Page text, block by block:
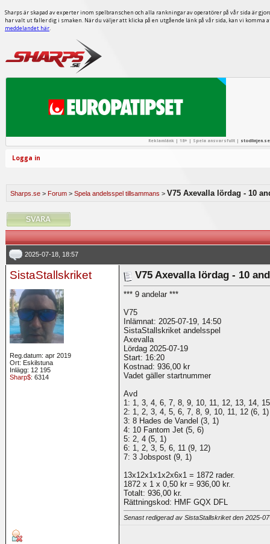
Sharps är skapad av experter inom spelbranschen och alla rankningar av operatörer på vår sida är
har valt ut faller dig i smaken. När du väljer att klicka på en utgående länk på vår sida, kan vi
meddelandet här.
Reklamlänk | 18+ | Spela ansvarsfullt | stodlinjen.se
Logga in
Sharps.se > Forum > Spela andelsspel tillsammans > V75 Axevalla lördag - 10
2025-07-18, 18:57
SistaStallskriket
Reg.datum: apr 2019
Ort: Eskilstuna
Inlägg: 12 195
Sharp$: 6314
V75 Axevalla lördag - 10
*** 9 andelar ***
V75
Inlämnat: 2025-07-19, 14:50
SistaStallskriket andelsspel
Axevalla
Lördag 2025-07-19
Start: 16:20
Kostnad: 936,00 kr
Vadet gäller startnummer
Avd
1: 1, 3, 4, 6, 7, 8, 9, 10, 11, 12, 13, 14,
2: 1, 2, 3, 4, 5, 6, 7, 8, 9, 10, 11, 12 (6, 1)
3: 8 Hades de Vandel (3, 1)
4: 10 Fantom Jet (5, 6)
5: 2, 4 (5, 1)
6: 1, 2, 3, 5, 6, 11 (9, 12)
7: 3 Jobspost (9, 1)
13x12x1x1x2x6x1 = 1872 rader.
1872 x 1 x 0,50 kr = 936,00 kr.
Totalt: 936,00 kr.
Rättningskod: HMF GQX DFL
Senast redigerad av SistaStallskriket den 2025-